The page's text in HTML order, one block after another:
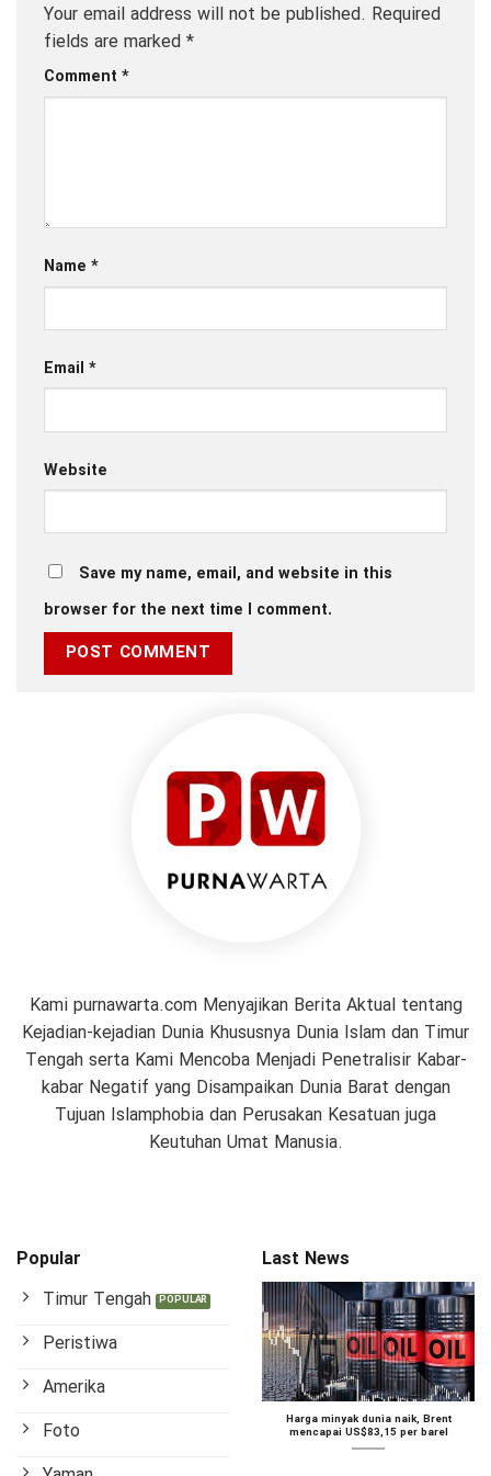
Your email address will not be published. Required
fields are marked *
Comment *
Name *
Email *
Website
Save my name, email, and website in this
browser for the next time I comment.
Kami purnawarta.com Menyajikan Berita Aktual tentang
Kejadian-kejadian Dunia Khususnya Dunia Islam dan Timur
Tengah serta Kami Mencoba Menjadi Penetralisir Kabar-
kabar Negatif yang Disampaikan Dunia Barat dengan
Tujuan Islamphobia dan Perusakan Kesatuan juga
Keutuhan Umat Manusia.
Popular
Timur Tengah
Peristiwa
Amerika
Foto
Last News
Harga minyak dunia naik, Brent
mencapai US$83,15 per barel